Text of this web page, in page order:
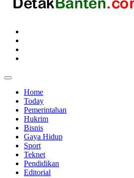
Home
Today
Pemerintahan
Hukrim
Bisnis
Gaya Hidup
Sport
Teknet
Pendidikan
Editorial